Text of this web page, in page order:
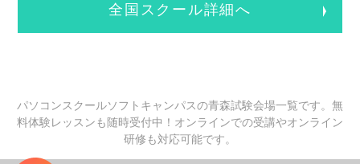
全国スクール詳細へ
パソコンスクールソフトキャンパスの青森試験会場一覧です。無
料体験レッスンも随時受付中！オンラインでの受講やオンライン
研修も対応可能です。